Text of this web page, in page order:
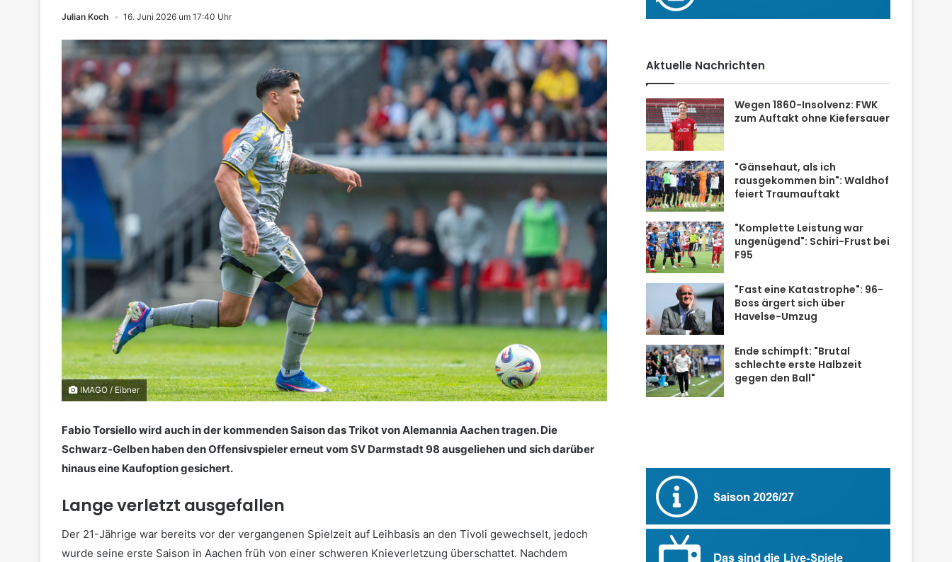
Julian Koch 16. Juni 2026 um 17:40 Uhr
IMAGO / Eibner
Fabio Torsiello wird auch in der kommenden Saison das Trikot von Alemannia Aachen tragen. Die
Schwarz-Gelben habenden Offensivspieler erneut vom SV Darmstadt 98 ausgeliehen und sich darüber
hinaus eine Kaufoption gesichert.
Lange verletzt ausgefallen
Der 21-Jährige war bereits vor der vergangenen Spielzeit auf Leihbasis an den Tivoli gewechselt, jedoch
wurde seine erste Saison in Aachen früh von einer schweren Knieverletzung überschattet. Nachdem
Aktuelle Nachrichten
Wegen 1860-Insolvenz: FWK
zum Auftakt ohne Kiefersauer
"Gänsehaut, als ich
rausgekommen bin": Waldhof
feiert Traumauftakt
"Komplette Leistung war
ungenügend": Schiri-Frust bei
F95
"Fast eine Katastrophe": 96-
Boss ärgert sich über
Havelse-Umzug
Ende schimpft: "Brutal
schlechte erste Halbzeit
gegen den Ball"